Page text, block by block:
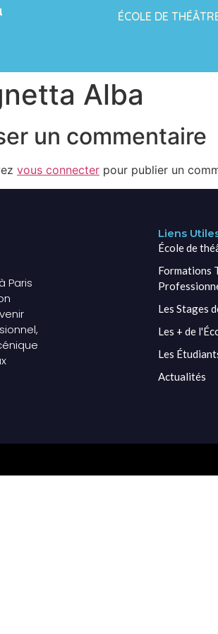
ÉCOLE DE
Alba
un commentaire
vous connecter pour publier un
Paris
Liens
École de
Formations
Les Stages
Les + de
Les
Actualités